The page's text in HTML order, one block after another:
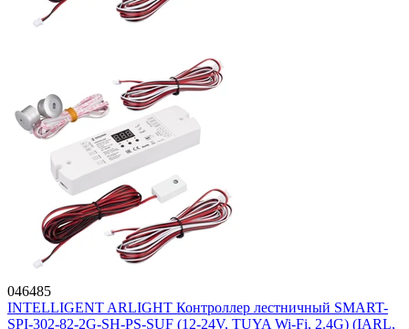
046485
INTELLIGENT ARLIGHT Контроллер лестничный SMART-
SPI-302-82-2G-SH-PS-SUF (12-24V, TUYA Wi-Fi, 2.4G) (IARL,